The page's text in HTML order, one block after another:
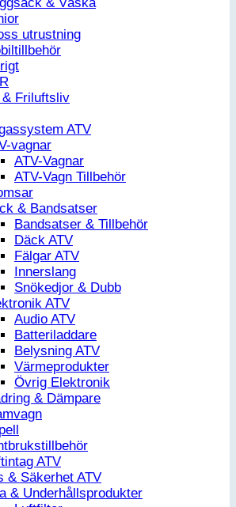
& Väska
utrustning
& Friluftsliv
ATV
vagnar
ATV-Vagnar
ATV-Vagn Tillbehör
& Bandsatser
Bandsatser & Tillbehör
Däck ATV
Fälgar ATV
Innerslang
Snökedjor & Dubb
ATV
Audio ATV
Batteriladdare
Belysning ATV
Värmeprodukter
Övrig Elektronik
& Dämpare
ATV
& Säkerhet ATV
& Underhållsprodukter